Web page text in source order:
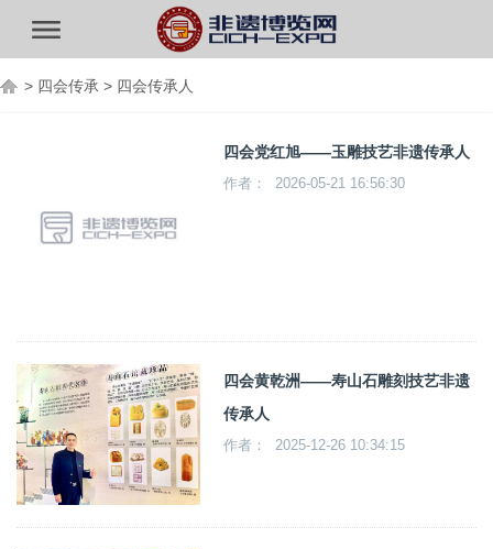
> 四会传承 > 四会传承人
四会党红旭——玉雕技艺非遗传承人
作者： 2026-05-21 16:56:30
四会黄乾洲——寿山石雕刻技艺非遗
传承人
作者： 2025-12-26 10:34:15